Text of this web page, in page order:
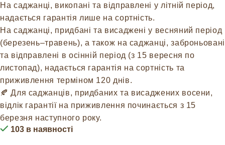
На саджанці, викопані та відправлені у літній період,
надається гарантія лише на сортність.
На саджанці, придбані та висаджені у весняний період
(березень–травень), а також на саджанці, заброньовані
та відправлені в осінній період (з 15 вересня по
листопад), надається гарантія на сортність та
приживлення терміном 120 днів.
🍂 Для саджанців, придбаних та висаджених восени,
відлік гарантії на приживлення починається з 15
березня наступного року.
103 в наявності